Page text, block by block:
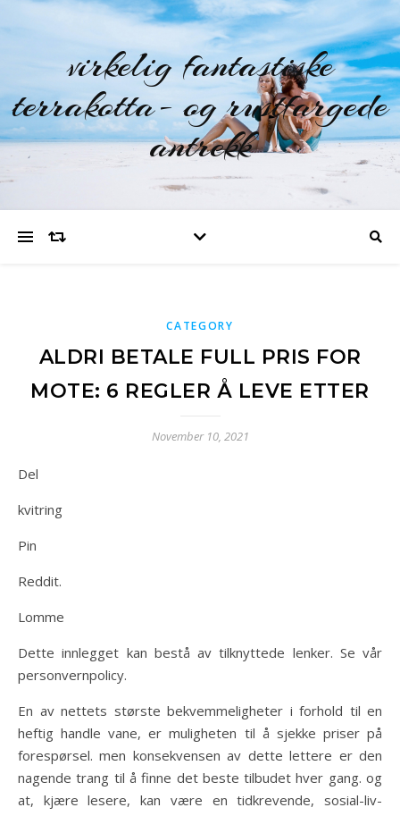
virkelig fantastiske
terrakotta- og rustfargede
antrekk
CATEGORY
ALDRI BETALE FULL PRIS FOR
MOTE: 6 REGLER Å LEVE ETTER
November 10, 2021
Del
kvitring
Pin
Reddit.
Lomme
Dette innlegget kan bestå av tilknyttede lenker. Se vår
personvernpolicy.
En av nettets største bekvemmeligheter i forhold til en
heftig handle vane, er muligheten til å sjekke priser på
forespørsel. men konsekvensen av dette lettere er den
nagende trang til å finne det beste tilbudet hver gang. og
at, kjære lesere, kan være en tidkrevende, sosial-liv-